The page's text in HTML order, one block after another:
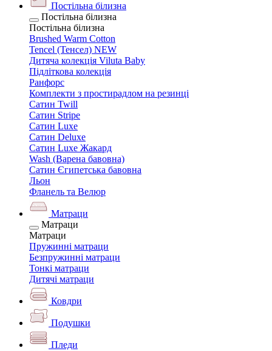
Постільна білизна
Постільна білизна
Постільна білизна
Brushed Warm Cotton
Tencel (Тенсел) NEW
Дитяча колекція Viluta Baby
Підліткова колекція
Ранфорс
Комплекти з простирадлом на резинці
Сатин Twill
Сатин Stripe
Сатин Luxe
Сатин Deluxe
Сатин Luxe Жакард
Wash (Варена бавовна)
Сатин Єгипетська бавовна
Льон
Фланель та Велюр
Матраци
Матраци
Матраци
Пружинні матраци
Безпружинні матраци
Тонкі матраци
Дитячі матраци
Ковдри
Подушки
Пледи